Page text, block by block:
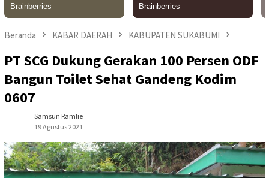
Beranda KABAR DAERAH KABUPATEN SUKABUMI
PT SCG Dukung Gerakan 100 Persen ODF
Bangun Toilet Sehat Gandeng Kodim
0607
Samsun Ramlie
19 Agustus 2021